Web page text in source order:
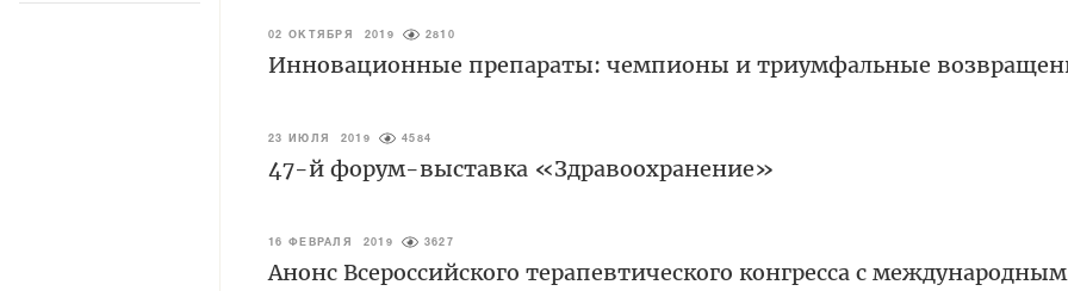
02 ОКТЯБРЯ 2019 2810
Инновационные препараты: чемпионы и триумфальные
23 ИЮЛЯ 2019 4584
47-й форум-выставка «Здравоохранение»
16 ФЕВРАЛЯ 2019 3627
Анонс Всероссийского терапевтического конгресса с международным